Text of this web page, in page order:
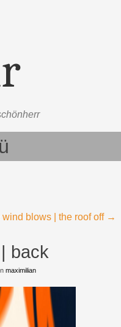
wind blows | the roof off →
back
maximilian